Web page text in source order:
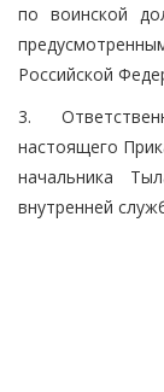
по воинской
Российской
3.
настоящего
начальника
внутренней